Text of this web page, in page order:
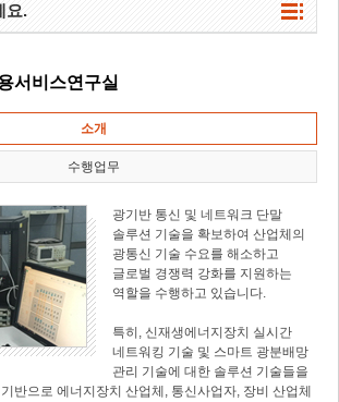
요.
서비스연구실
소개
수행업무
광기반 통신 및 네트워크 단말
솔루션 기술을 확보하여 산업체의
광통신 기술 수요를 해소하고
글로벌 경쟁력 강화를 지원하는
역할을 수행하고 있습니다.
특히, 신재생에너지장치 실시간
네트워킹 기술 및 스마트 광분배망
관리 기술에 대한 솔루션 기술들을
반으로 에너지장치 산업체, 통신사업자, 장비 산업체